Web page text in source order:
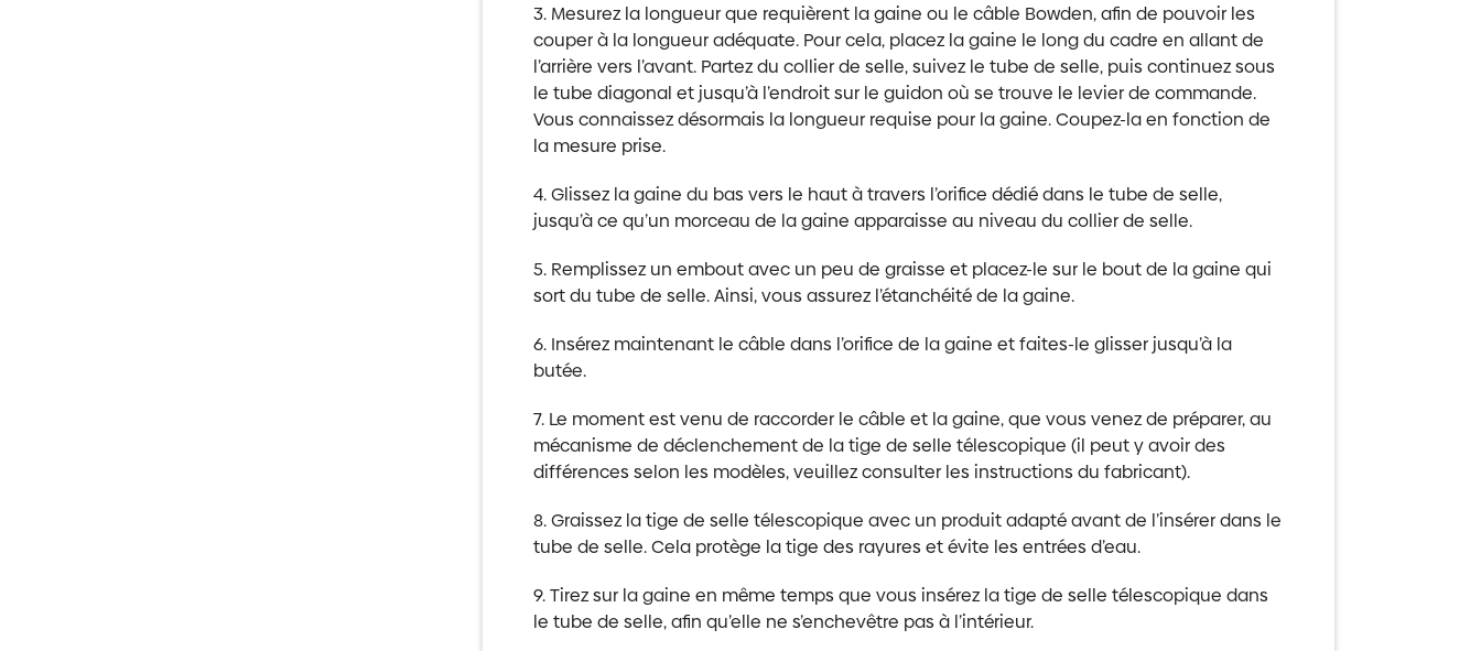
3. Mesurez la longueur que requièrent la gaine ou le câble Bowden, afin de pouvoir les
couper à la longueur adéquate. Pour cela, placez la gaine le long du cadre en allant de
l’arrière vers l’avant. Partez du collier de selle, suivez le tube de selle, puis continuez sous
le tube diagonal et jusqu’à l’endroit sur le guidon où se trouve le levier de commande.
Vous connaissez désormais la longueur requise pour la gaine. Coupez-la en fonction de
la mesure prise.
4. Glissez la gaine du bas vers le haut à travers l’orifice dédié dans le tube de selle,
jusqu’à ce qu’un morceau de la gaine apparaisse au niveau du collier de selle.
5. Remplissez un embout avec un peu de graisse et placez-le sur le bout de la gaine qui
sort du tube de selle. Ainsi, vous assurez l’étanchéité de la gaine.
6. Insérez maintenant le câble dans l’orifice de la gaine et faites-le glisser jusqu’à la
butée.
7. Le moment est venu de raccorder le câble et la gaine, que vous venez de préparer, au
mécanisme de déclenchement de la tige de selle télescopique (il peut y avoir des
différences selon les modèles, veuillez consulter les instructions du fabricant).
8. Graissez la tige de selle télescopique avec un produit adapté avant de l’insérer dans le
tube de selle. Cela protège la tige des rayures et évite les entrées d’eau.
9. Tirez sur la gaine en même temps que vous insérez la tige de selle télescopique dans
le tube de selle, afin qu’elle ne s’enchevêtre pas à l’intérieur.